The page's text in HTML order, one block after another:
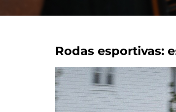
Rodas esportivas: